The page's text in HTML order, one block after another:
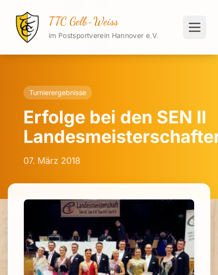
TTC Gelb-Weiss
im Postsportverein Hannover e.V.
Turnierergebnisse
Erfolge bei den SEN II
07. März 2018